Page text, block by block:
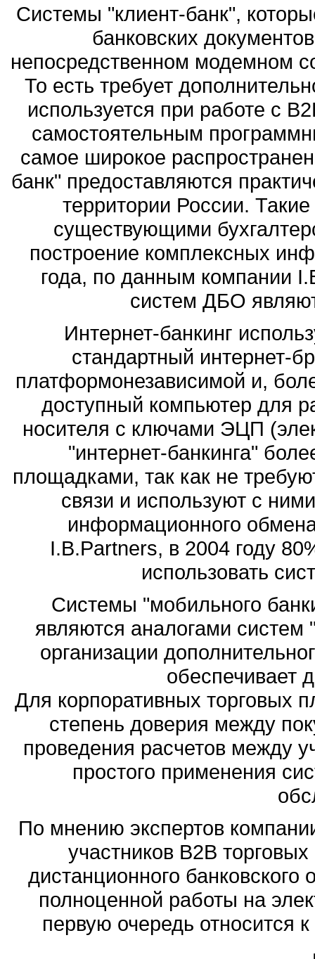
Системы "клиент-банк",
банковских
непосредственном модемном
То есть требует
используется при работе с
самостоятельным
самое широкое
банк" предоставляются
территории России.
существующими
построение комплексных
года, по данным компании
систем ДБО
Интернет-банкинг
стандартный интернет-
платформонезависимой и,
доступный компьютер для
носителя с ключами ЭЦП
"интернет-банкинга"
площадками, так как не
связи и используют с
информационного
I.B.Partners, в 2004 году
использовать
Системы "мобильного
являются аналогами систем
организации
обеспечивает
Для корпоративных торговых
степень доверия между
проведения расчетов между
простого применения
По мнению экспертов
участников B2B
дистанционного
полноценной работы на
первую очередь относится